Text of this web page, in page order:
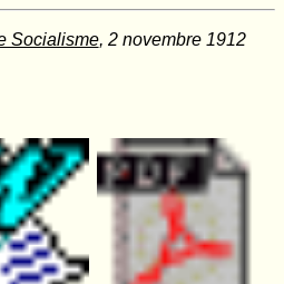
Socialisme, 2 novembre 1912